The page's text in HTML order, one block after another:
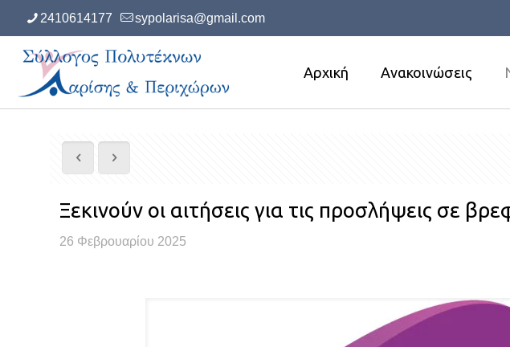
2410614177 sypolarisa@gmail.com
Αρχική Ανακοινώσεις
Ξεκινούν οι αιτήσεις για τις προσλήψεις σε
26 Φεβρουαρίου 2025